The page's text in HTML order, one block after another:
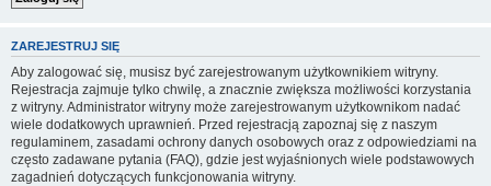
ZAREJESTRUJ SIĘ
Aby zalogować się, musisz być zarejestrowanym użytkownikiem witryny.
Rejestracja zajmuje tylko chwilę, a znacznie zwiększa możliwości korzystania
z witryny. Administrator witryny może zarejestrowanym użytkownikom nadać
wiele dodatkowych uprawnień. Przed rejestracją zapoznaj się z naszym
regulaminem, zasadami ochrony danych osobowych oraz z odpowiedziami na
często zadawane pytania (FAQ), gdzie jest wyjaśnionych wiele podstawowych
zagadnień dotyczących funkcjonowania witryny.